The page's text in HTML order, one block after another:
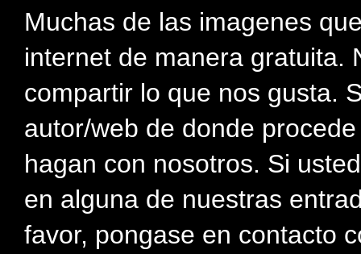
Muchas de las imagenes
internet de manera gratuita.
compartir lo que nos gusta.
autor/web de donde
hagan con nosotros. Si
en alguna de nuestras
favor, pongase en contacto